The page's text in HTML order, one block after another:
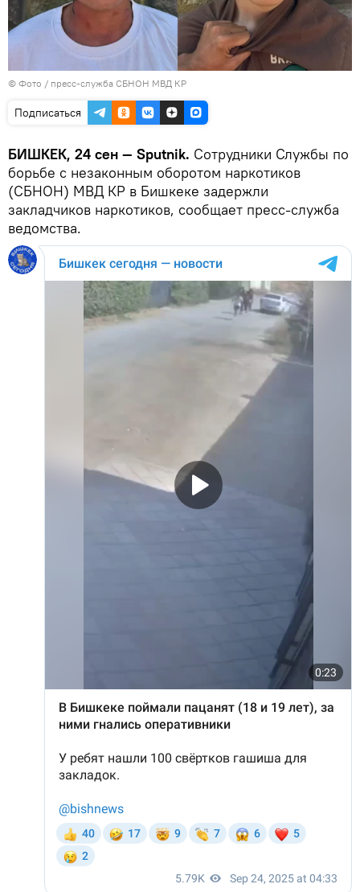
© Фото / пресс-служба СБНОН МВД КР
Подписаться
БИШКЕК, 24 сен — Sputnik. Сотрудники Службы по
борьбе с незаконным оборотом наркотиков
(СБНОН) МВД КР в Бишкеке задержли
закладчиков наркотиков, сообщает пресс-служба
ведомства.